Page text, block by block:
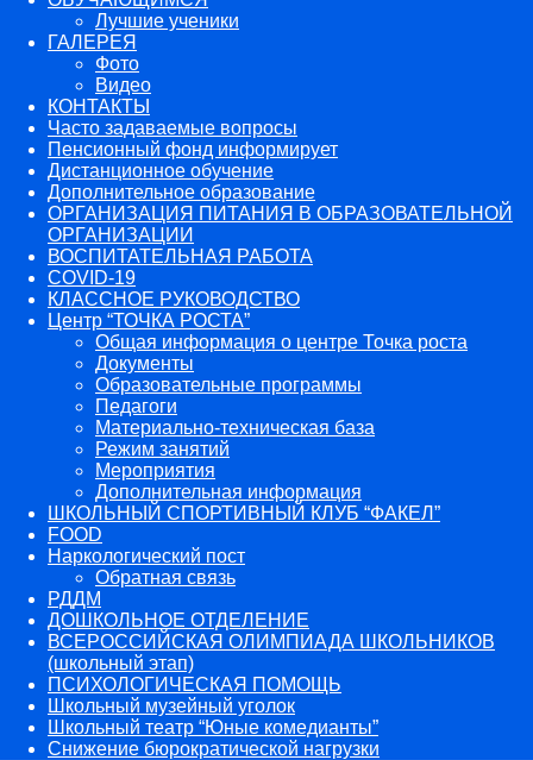
Лучшие ученики
ГАЛЕРЕЯ
Фото
Видео
КОНТАКТЫ
Часто задаваемые вопросы
Пенсионный фонд информирует
Дистанционное обучение
Дополнительное образование
ОРГАНИЗАЦИЯ ПИТАНИЯ В ОБРАЗОВАТЕЛЬНОЙ
ОРГАНИЗАЦИИ
ВОСПИТАТЕЛЬНАЯ РАБОТА
COVID-19
КЛАССНОЕ РУКОВОДСТВО
Центр “ТОЧКА РОСТА”
Общая информация о центре Точка роста
Документы
Образовательные программы
Педагоги
Материально-техническая база
Режим занятий
Мероприятия
Дополнительная информация
ШКОЛЬНЫЙ СПОРТИВНЫЙ КЛУБ “ФАКЕЛ”
FOOD
Наркологический пост
Обратная связь
РДДМ
ДОШКОЛЬНОЕ ОТДЕЛЕНИЕ
ВСЕРОССИЙСКАЯ ОЛИМПИАДА ШКОЛЬНИКОВ
(школьный этап)
ПСИХОЛОГИЧЕСКАЯ ПОМОЩЬ
Школьный музейный уголок
Школьный театр “Юные комедианты”
Снижение бюрократической нагрузки